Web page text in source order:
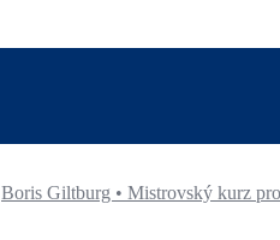
Boris Giltburg • Mistrovský kurz